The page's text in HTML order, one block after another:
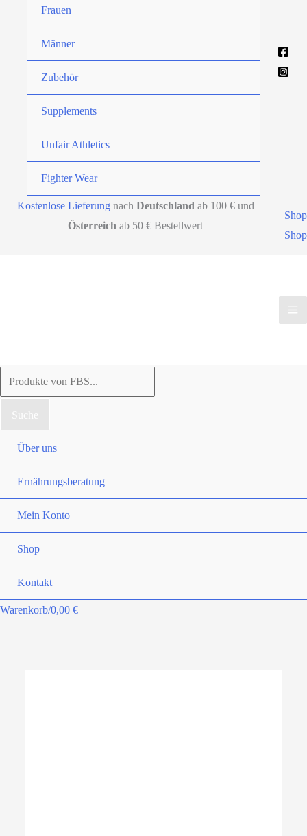
Frauen
Männer
Zubehör
Supplements
Unfair Athletics
Fighter Wear
Kostenlose Lieferungnach Deutschland ab 100 € und
Österreich ab 50 € Bestellwert
Shop
Shop
Products
searchSuche
Über uns
Ernährungsberatung
Mein Konto
Shop
Kontakt
Warenkorb/0,00 €